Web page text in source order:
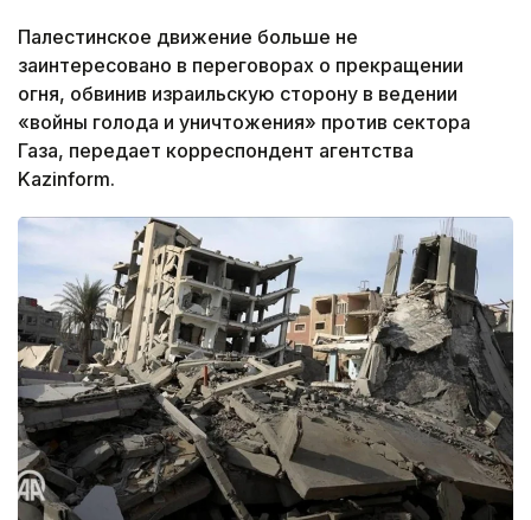
Палестинское движение больше не
заинтересовано в переговорах о прекращении
огня, обвинив израильскую сторону в ведении
«войны голода и уничтожения» против сектора
Газа, передает корреспондент агентства
Kazinform.